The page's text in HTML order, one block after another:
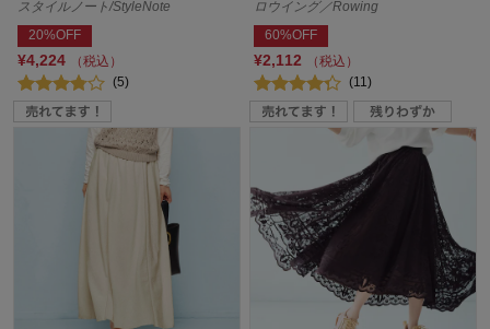
スタイルノート/StyleNote
20%OFF
¥4,224
（税込）
(5)
ロウイング／Rowing
60%OFF
¥2,112
（税込）
(11)